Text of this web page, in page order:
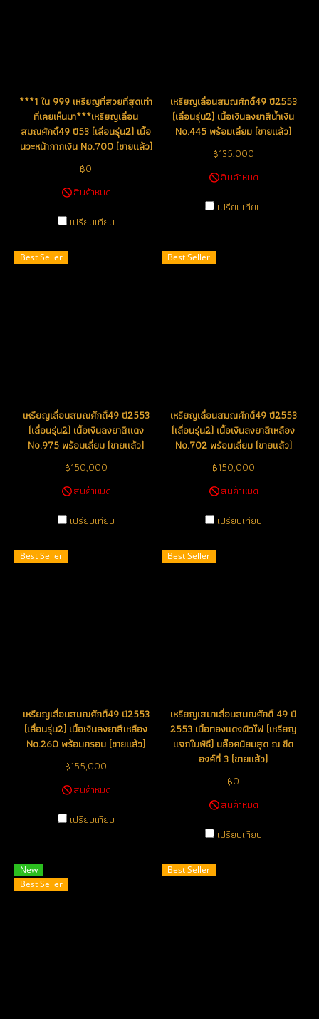
***1 ใน 999 เหรียญที่สวยที่สุดเท่า
ที่เคยเห็นมา***เหรียญเลื่อน
สมณศักดิ์49 ปี53 (เลื่อนรุ่น2) เนื้อ
นวะหน้ากากเงิน No.700 (ขายแล้ว)
฿0
สินค้าหมด
เปรียบเทียบ
เหรียญเลื่อนสมณศักดิ์49 ปี2553
(เลื่อนรุ่น2) เนื้อเงินลงยาสีน้ำเงิน
No.445 พร้อมเลี่ยม (ขายแล้ว)
฿135,000
สินค้าหมด
เปรียบเทียบ
Best Seller
เหรียญเลื่อนสมณศักดิ์49 ปี2553
(เลื่อนรุ่น2) เนื้อเงินลงยาสีแดง
No.975 พร้อมเลี่ยม (ขายแล้ว)
฿150,000
สินค้าหมด
เปรียบเทียบ
Best Seller
เหรียญเลื่อนสมณศักดิ์49 ปี2553
(เลื่อนรุ่น2) เนื้อเงินลงยาสีเหลือง
No.702 พร้อมเลี่ยม (ขายแล้ว)
฿150,000
สินค้าหมด
เปรียบเทียบ
Best Seller
เหรียญเลื่อนสมณศักดิ์49 ปี2553
(เลื่อนรุ่น2) เนื้อเงินลงยาสีเหลือง
No.260 พร้อมกรอบ (ขายแล้ว)
฿155,000
สินค้าหมด
เปรียบเทียบ
Best Seller
เหรียญเสมาเลื่อนสมณศักดิ์ 49 ปี
2553 เนื้อทองแดงผิวไฟ (เหรียญ
แจกในพิธี) บล็อคนิยมสุด ณ ขีด
องค์ที่ 3 (ขายแล้ว)
฿0
สินค้าหมด
เปรียบเทียบ
New
Best Seller
Best Seller